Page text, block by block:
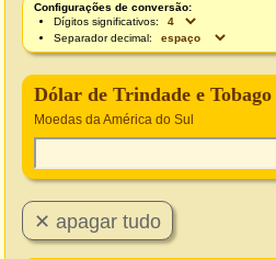
Configurações de conversão:
Dígitos significativos:
Separador decimal:
Dólar de Trindade e
Moedas da América do Sul